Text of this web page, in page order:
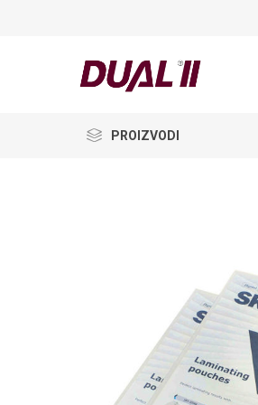
PROIZVODI